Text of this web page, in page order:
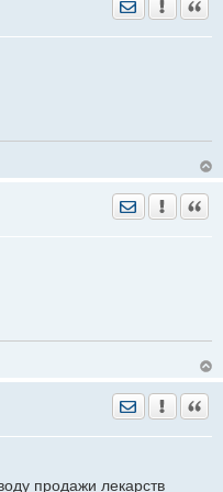
Отправить
Отправить
Отправить
продажи лекарств